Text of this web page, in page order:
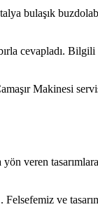
bulaşık
cevapladı.
Makinesi
veren
Felsefemiz ve